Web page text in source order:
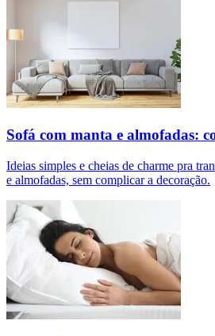
Sofá com manta e almofadas:
Ideias simples e cheias de charme pra
e almofadas, sem complicar a decoração.